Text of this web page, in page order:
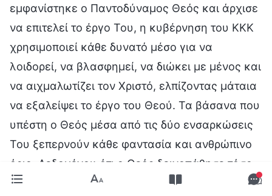
εμφανίστηκε ο Παντοδύναμος Θεός και άρχισε
να επιτελεί το έργο Του, η κυβέρνηση του ΚΚΚ
χρησιμοποιεί κάθε δυνατό μέσο για να
λοιδορεί, να βλασφημεί, να διώκει με μένος και
να αιχμαλωτίζει τον Χριστό, ελπίζοντας μάταια
να εξαλείψει το έργο του Θεού. Τα βάσανα που
υπέστη ο Θεός μέσα από τις δύο ενσαρκώσεις
Του ξεπερνούν κάθε φαντασία και ανθρώπινο
όριο. Δεδομένου ότι ο Θεός δεινοπάθησε τόσο
για χάρη μας, θα έπρεπε να είμαι πιο